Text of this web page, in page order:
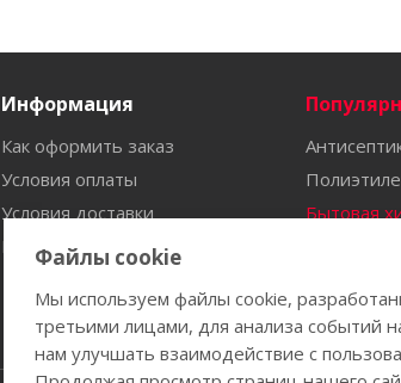
Информация
Как оформить заказ
Условия оплаты
Условия доставки
Гарантия на товар
Бытовая
Бахилы
Файлы cookie
Мы используем файлы cookie,
третьими лицами, для анализа событий
нам улучшать взаимодействие с